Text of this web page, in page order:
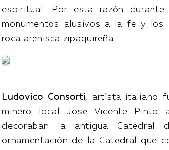
espiritual. Por esta razón
monumentos alusivos a la fe y los
roca arenisca zipaquireña.
Ludovico Consorti, artista italiano
minero local José Vicente Pinto
decoraban la antigua
ornamentación de la Catedral que